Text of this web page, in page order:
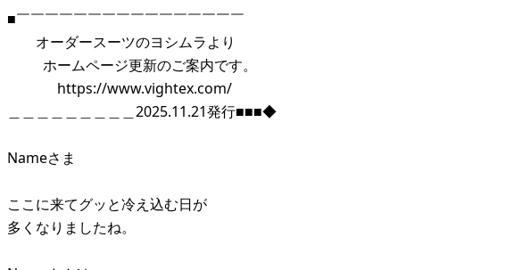
■￣￣￣￣￣￣￣￣￣￣￣￣￣￣￣￣
オーダースーツのヨシムラより
ホームページ更新のご案内です。
https://www.vightex.com/
＿＿＿＿＿＿＿＿＿2025.11.21発行■■■◆
Nameさま
ここに来てグッと冷え込む日が
多くなりましたね。